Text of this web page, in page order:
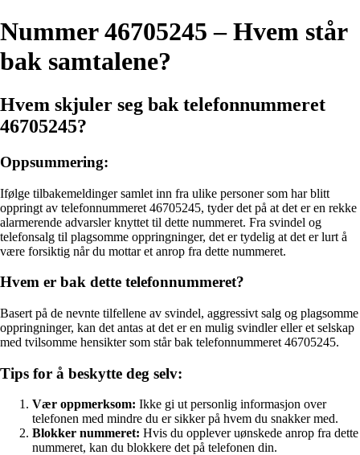
Nummer 46705245 – Hvem står
bak samtalene?
Hvem skjuler seg bak telefonnummeret
46705245?
Oppsummering:
Ifølge tilbakemeldinger samlet inn fra ulike personer som har blitt
oppringt av telefonnummeret 46705245, tyder det på at det er en rekke
alarmerende advarsler knyttet til dette nummeret. Fra svindel og
telefonsalg til plagsomme oppringninger, det er tydelig at det er lurt å
være forsiktig når du mottar et anrop fra dette nummeret.
Hvem er bak dette telefonnummeret?
Basert på de nevnte tilfellene av svindel, aggressivt salg og plagsomme
oppringninger, kan det antas at det er en mulig svindler eller et selskap
med tvilsomme hensikter som står bak telefonnummeret 46705245.
Tips for å beskytte deg selv:
Vær oppmerksom: Ikke gi ut personlig informasjon over
telefonen med mindre du er sikker på hvem du snakker med.
Blokker nummeret: Hvis du opplever uønskede anrop fra dette
nummeret, kan du blokkere det på telefonen din.